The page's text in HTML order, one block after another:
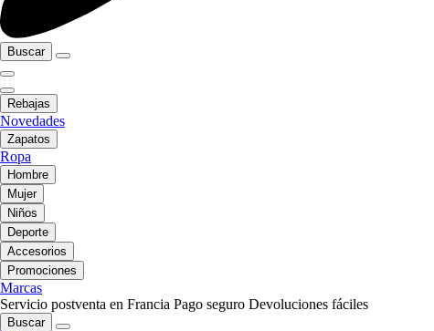
Buscar
Rebajas
Novedades
Zapatos
Ropa
Hombre
Mujer
Niños
Deporte
Accesorios
Promociones
Marcas
Servicio postventa en Francia Pago seguro Devoluciones fáciles
Buscar